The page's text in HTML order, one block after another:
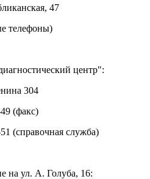
47
телефоны)
центр":
304
(факс)
(справочная служба)
на ул. А. Голуба, 16: